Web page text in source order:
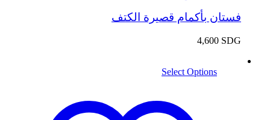
فستان بأكمام قصيرة الكتف
4,600 SDG
Select Options